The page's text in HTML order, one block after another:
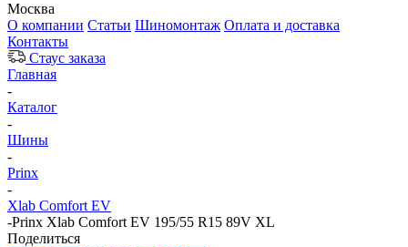
Москва
О компании Статьи Шиномонтаж Оплата и доставка
Контакты
Стаус заказа
Главная
-
Каталог
-
Шины
-
Prinx
-
Xlab Comfort EV
-Prinx Xlab Comfort EV 195/55 R15 89V XL
Поделиться